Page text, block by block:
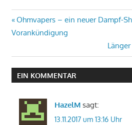
Beitrags-
Navigation
Vorheriger
Beitrag:
Ohmvapers – ein neuer Dampf-
Vorankündigung
EIN KOMMENTAR
HazelM sagt:
13.11.2017 um 13:16 Uhr